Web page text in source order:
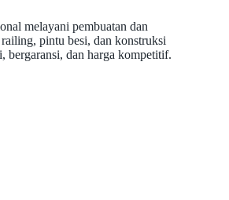
melayani pembuatan dan
pintu besi, dan konstruksi
bergaransi, dan harga kompetitif.